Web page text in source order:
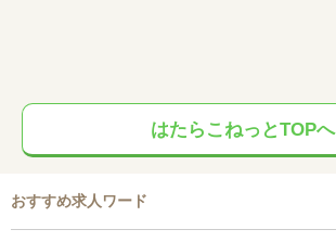
はたらこねっとTOPへ
おすすめ求人ワード